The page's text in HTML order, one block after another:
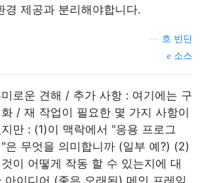
경 제공과 분리해야합니다.
흐 빈딘
소스
로운 견해 / 추가 사항 : 여기에는 구
/ 재 작업이 필요한 몇 가지 사항이
만 : (1)이 맥락에서 "응용 프로그
은 무엇을 의미합니까 (일부 예?) (2)
이 어떻게 작동 할 수 있는지에 대
아이디어 (좋은 오래된) 메인 프레임